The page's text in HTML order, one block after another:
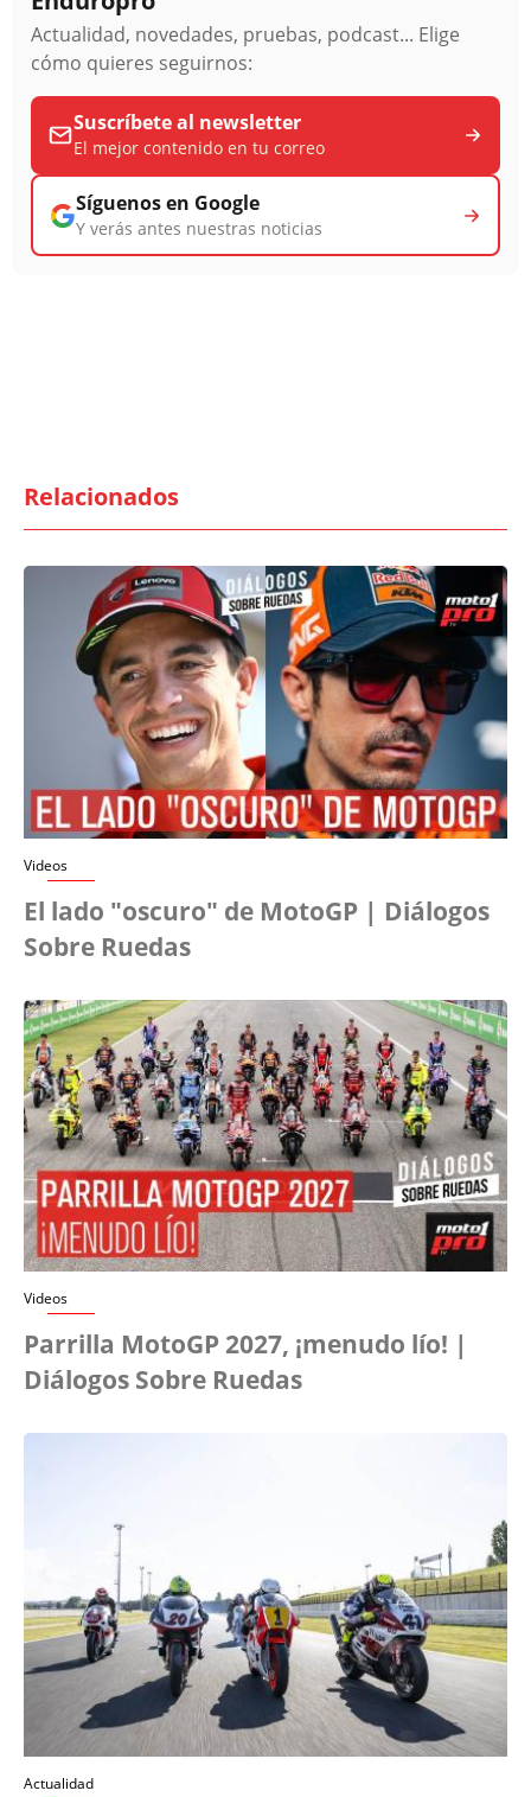
Actualidad, novedades, pruebas, podcast... Elige
cómo quieres seguirnos:
Suscríbete al newsletter
El mejor contenido en tu correo
Síguenos en Google
Y verás antes nuestras noticias
Relacionados
Videos
El lado "oscuro" de MotoGP | Diálogos
Sobre Ruedas
Videos
Parrilla MotoGP 2027, ¡menudo lío! |
Diálogos Sobre Ruedas
Actualidad